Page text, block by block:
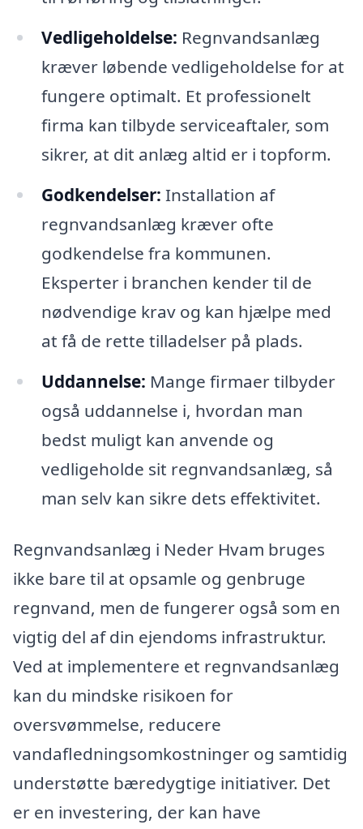
Vedligeholdelse: Regnvandsanlæg
kræver løbende vedligeholdelse for at
fungere optimalt. Et professionelt
firma kan tilbyde serviceaftaler, som
sikrer, at dit anlæg altid er i topform.
Godkendelser: Installation af
regnvandsanlæg kræver ofte
godkendelse fra kommunen.
Eksperter i branchen kender til de
nødvendige krav og kan hjælpe med
at få de rette tilladelser på plads.
Uddannelse: Mange firmaer tilbyder
også uddannelse i, hvordan man
bedst muligt kan anvende og
vedligeholde sit regnvandsanlæg, så
man selv kan sikre dets effektivitet.
Regnvandsanlæg i Neder Hvam bruges
ikke bare til at opsamle og genbruge
regnvand, men de fungerer også som en
vigtig del af din ejendoms infrastruktur.
Ved at implementere et regnvandsanlæg
kan du mindske risikoen for
oversvømmelse, reducere
vandafledningsomkostninger og samtidig
understøtte bæredygtige initiativer. Det
er en investering, der kan have